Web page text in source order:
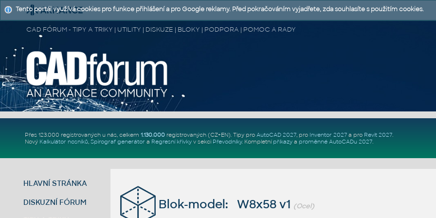
CAD FÓRUM - TIPY A TRIKY | UTILITY | DISKUZE | BLOKY | PODPORA | POMOC A RADY
Přes 123.000 registrovaných u nás, celkem 1.130.000registrovaných (CZ+EN). Tipy pro AutoCAD 2027, pro Inventor 2027a pro Revit 2027.
Nový Kalkulátor nosníků, Spirograf generátor a Regresní křivkyv sekci Převodníky. Kompletní příkazya proměnné AutoCADu 2027.
HLAVNÍ STRÁNKA
DISKUZNÍ FÓRUM Blok-model: W8x58 v1 (Ocel)
Tento portál využívá cookies pro funkce přihlášení a pro Google reklamy. Před pokračováním vyjadřete, zda souhlasíte s použitím cookies.